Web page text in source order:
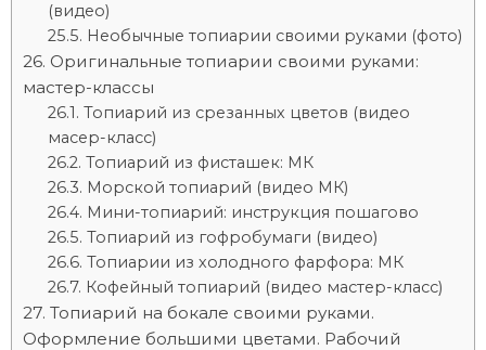
(видео)
Необычные топиарии своими руками (фото)
Оригинальные топиарии своими руками:
мастер-классы
Топиарий из срезанных цветов (видео
масер-класс)
Топиарий из фисташек: МК
Морской топиарий (видео МК)
Мини-топиарий: инструкция пошагово
Топиарий из гофробумаги (видео)
Топиарии из холодного фарфора: МК
Кофейный топиарий (видео мастер-класс)
Топиарий на бокале своими руками.
Оформление большими цветами. Рабочий